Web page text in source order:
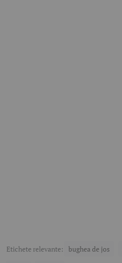
Etichete relevante: bughea de jos